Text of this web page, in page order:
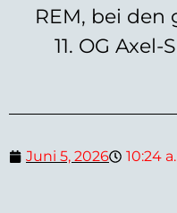
REM, bei
11. OG
Juni 5, 2026 10:24